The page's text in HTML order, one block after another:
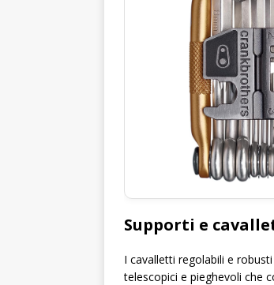
Supporti e
I cavalletti regolabili e
telescopici e pieghevoli che